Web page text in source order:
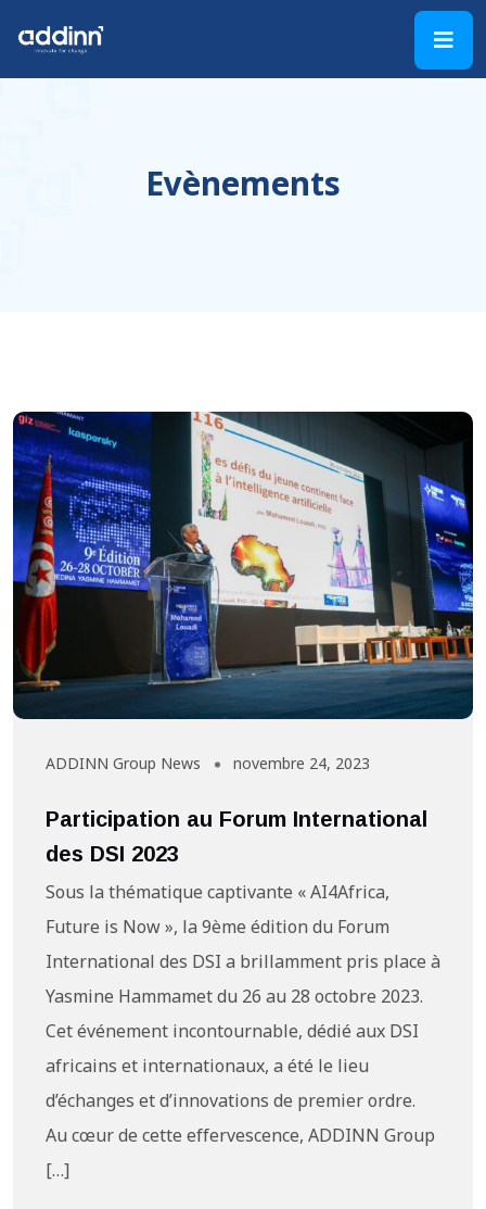
Evènements
ADDINN Group News novembre 24, 2023
Participation au Forum International
des DSI 2023
Sous la thématique captivante « AI4Africa,
Future is Now », la 9ème édition du Forum
International des DSI a brillamment pris place à
Yasmine Hammamet du 26 au 28 octobre 2023.
Cet événement incontournable, dédié aux DSI
africains et internationaux, a été le lieu
d’échanges et d’innovations de premier ordre.
Au cœur de cette effervescence, ADDINN Group
[…]